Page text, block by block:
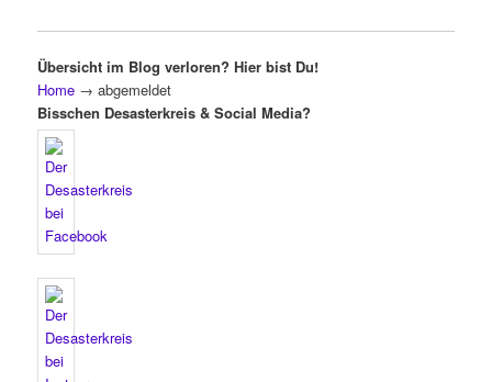
Übersicht im Blog verloren? Hier bist Du!
Home → abgemeldet
Bisschen Desasterkreis & Social Media?